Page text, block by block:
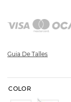
Guia De Talles
COLOR